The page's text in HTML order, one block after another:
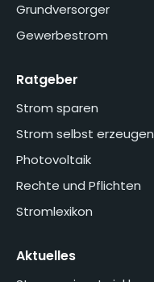
Grundversorger
Gewerbestrom
Ratgeber
Strom sparen
Strom selbst erzeugen
Photovoltaik
Rechte und Pflichten
Stromlexikon
Aktuelles